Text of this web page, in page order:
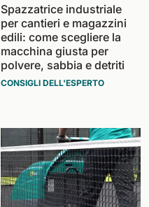
Spazzatrice industriale
per cantieri e magazzini
edili: come scegliere la
macchina giusta per
polvere, sabbia e detriti
CONSIGLI DELL'ESPERTO